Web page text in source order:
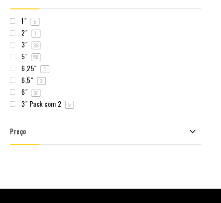
1" 5
2" 7
3" 36
5" 50
6,25" 1
6,5" 2
6" 37
3" Pack com 2 5
Preço